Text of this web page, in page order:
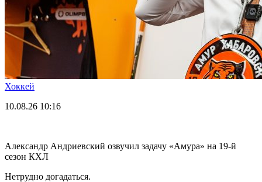
Хоккей
10.08.26 10:16
Александр Андриевский озвучил задачу «Амура» на 19-й
сезон КХЛ
Нетрудно догадаться.